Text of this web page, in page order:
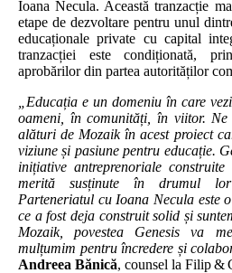
Ioana Necula. Această tranzacție
etape de dezvoltare pentru unul
educaționale private cu capital
tranzacției este condiționată,
aprobărilor din partea autorităților
„Educația e un domeniu în care
oameni, în comunități, în viitor.
alături de Mozaik în acest proiect
viziune și pasiune pentru educație.
inițiative antreprenoriale
merită susținute în drumul
Parteneriatul cu Ioana Necula este
ce a fost deja construit solid și
Mozaik, povestea Genesis va
mulțumim pentru încredere și
Andreea Bănică, counsel la Filip &